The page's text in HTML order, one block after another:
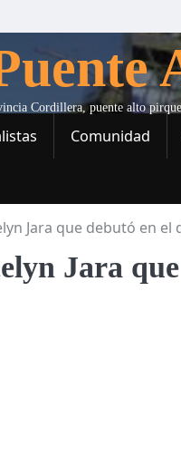
Cordillera, puente alto
Comunidad
Jara que debutó en el
Jara